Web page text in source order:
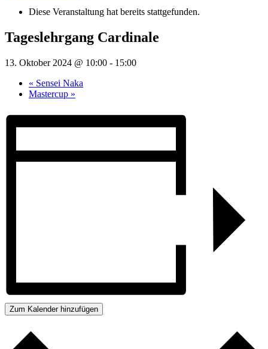
Diese Veranstaltung hat bereits stattgefunden.
Tageslehrgang Cardinale
13. Oktober 2024 @ 10:00 - 15:00
« Sensei Naka
Mastercup »
Zum Kalender hinzufügen